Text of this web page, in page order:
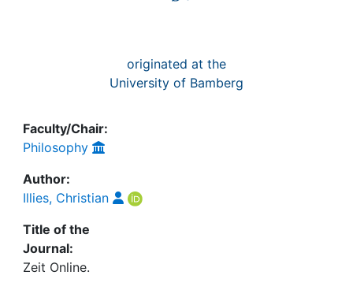
originated at the
University of Bamberg
Faculty/Chair:
Philosophy
Author:
Illies, Christian
Title of the
Journal:
Zeit Online.